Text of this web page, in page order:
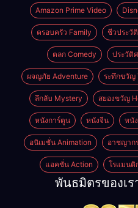
Amazon Prime Video
ครอบครัว Family ชีวประวั
ตลก Comedy ประวัติ
ผจญภัย Adventure ระทึกขวัญ
ลึกลับ Mystery สยองขวัญ
หนังการ์ตูน หนังจีน หนั
อนิเมชั่น Animation อาชญาก
แอคชั่น Action โรแมนติ
พันธมิตรของเร